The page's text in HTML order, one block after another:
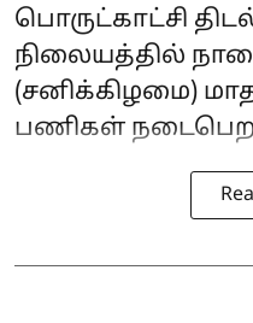
பொருட்காட்சி
நிலையத்தில்
(சனிக்கிழமை)
பணிகள்